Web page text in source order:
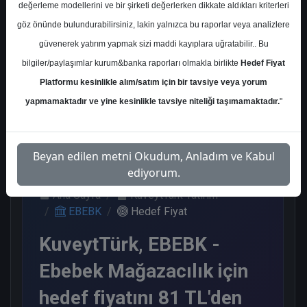
Kurum Sayısı
2
2
Ana Sayfa
KuveytTürk Yatırım
EBEBK
Hedef Fiyat
KuveytTürk, EBEBK -
Ebebek Mağazacılık için
hedef fiyatını 81 TL'den
değerleme modellerini ve bir şirketi değerlerken dikkate aldıkları kriterleri
göz önünde bulundurabilirsiniz, lakin yalnızca bu raporlar veya analizlere
güvenerek yatırım yapmak sizi maddi kayıplara uğratabilir.. Bu
bilgiler/paylaşımlar kurum&banka raporları olmakla birlikte Hedef Fiyat
Platformu kesinlikle alım/satım için bir tavsiye veya yorum
yapmamaktadır ve yine kesinlikle tavsiye niteliği taşımamaktadır."
Beyan edilen metni Okudum, Anladım ve Kabul
ediyorum.